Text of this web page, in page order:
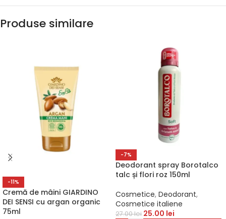
Produse similare
-11%
Cremă de mâini GIARDINO
DEI SENSI cu argan organic
75ml
-7%
Deodorant spray Borotalco
talc și flori roz 150ml
Cosmetice, Deodorant,
Cosmetice italiene
27.00lei 25.00 lei